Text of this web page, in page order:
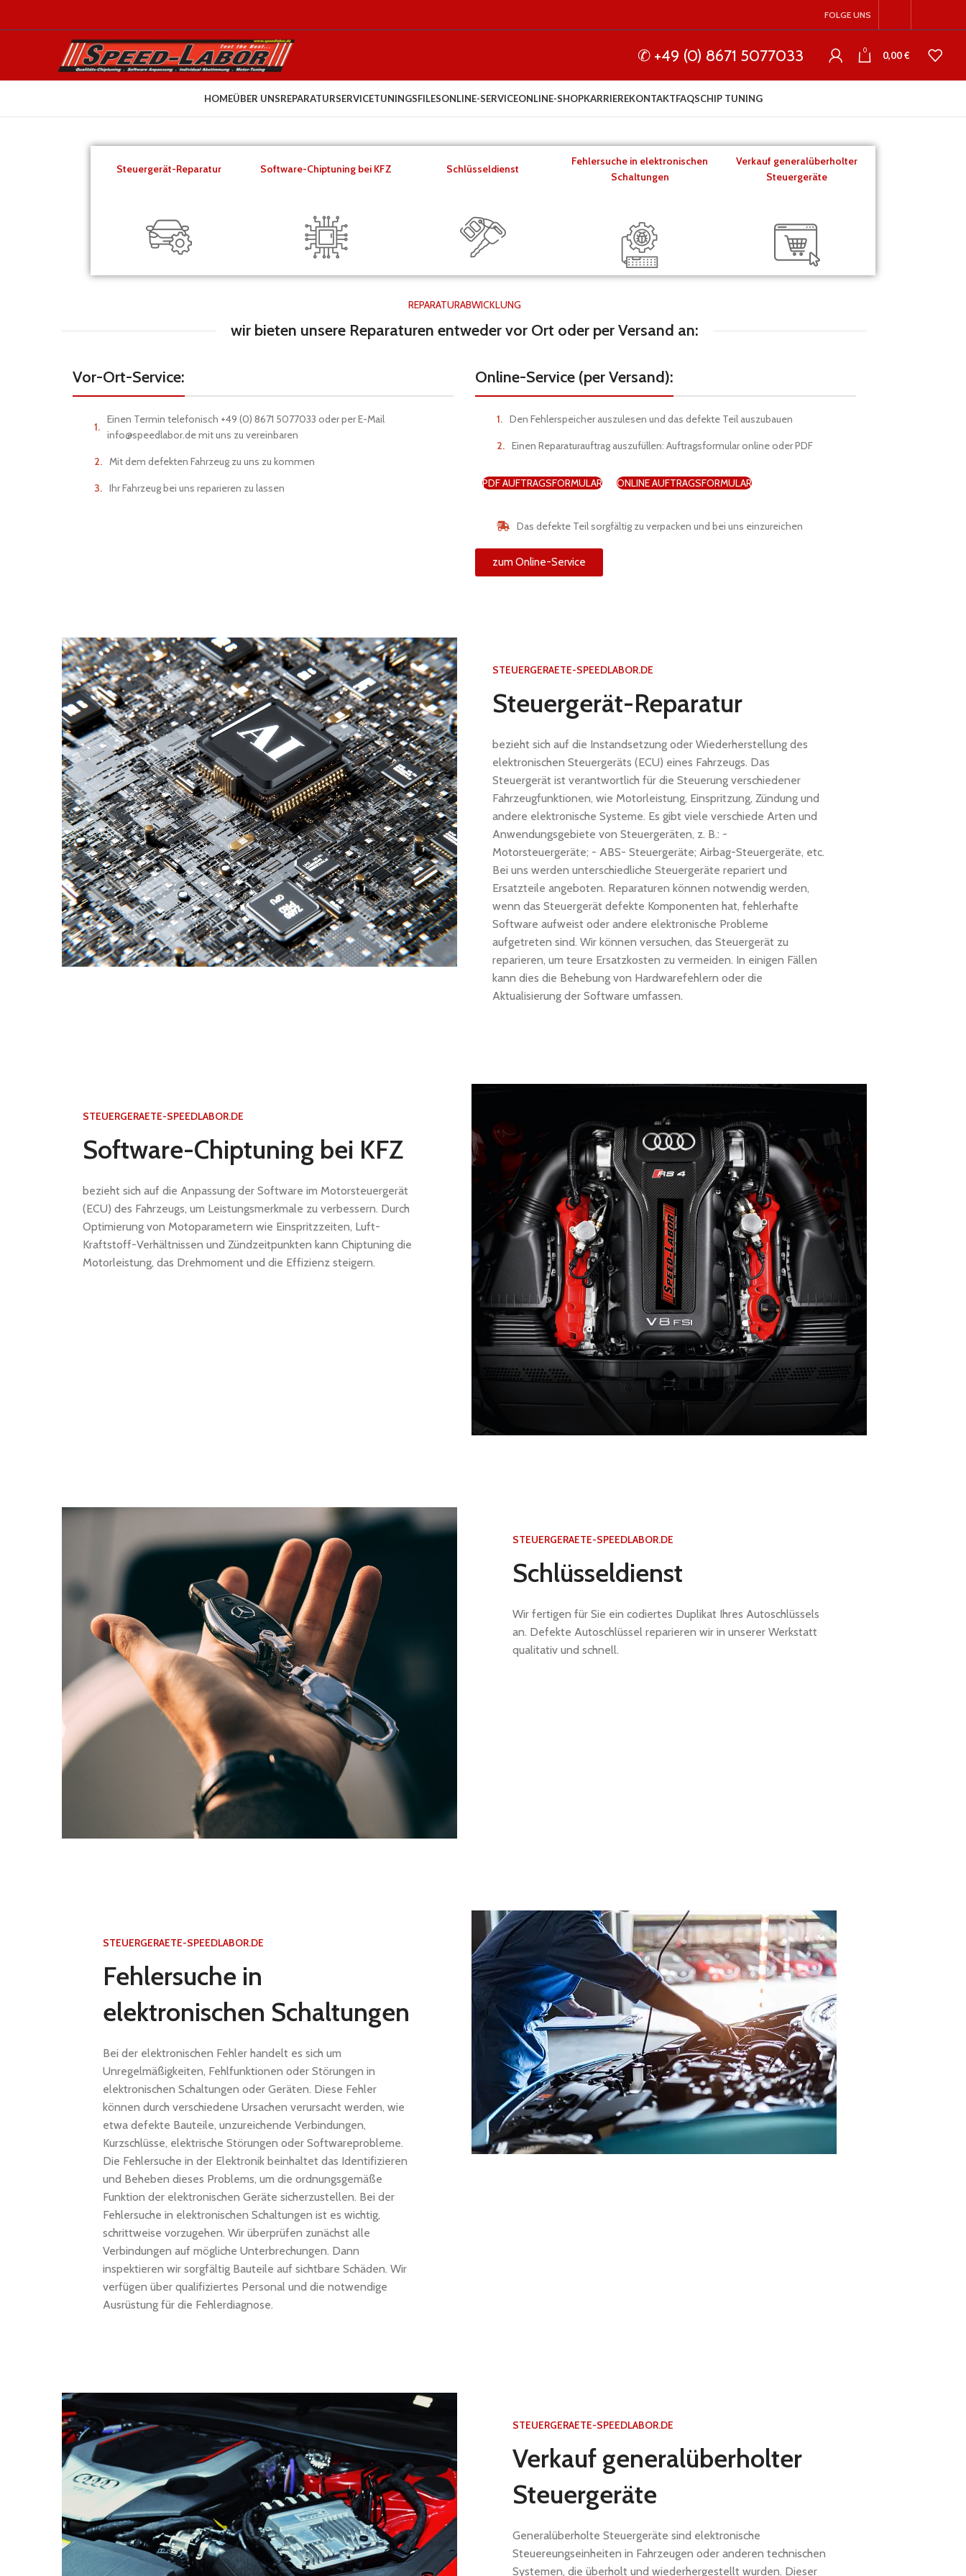
FOLGE UNS
✆ +49 (0) 8671 5077033 0 0,00€
HOMEÜBER UNSREPARATURSERVICETUNINGSFILESONLINE-SERVICEONLINE-SHOPKARRIEREKONTAKTFAQSCHIP TUNING
Steuergerät-Reparatur Software-Chiptuning bei KFZ Schlüsseldienst
Fehlersuche in elektronischen
Schaltungen
Verkauf generalüberholter
Steuergeräte
REPARATURABWICKLUNG
wir bieten unsere Reparaturen entweder vor Ort oder per Versand an:
Vor-Ort-Service:
Einen Termin telefonisch +49 (0) 8671 5077033 oder per E-Mail
info@speedlabor.de mit uns zu vereinbaren
Mit dem defekten Fahrzeug zu uns zu kommen
Ihr Fahrzeug bei uns reparieren zu lassen
Online-Service (per Versand):
Den Fehlerspeicher auszulesen und das defekte Teil auszubauen
Einen Reparaturauftrag auszufüllen: Auftragsformular online oder PDF
PDF AUFTRAGSFORMULAR ONLINE AUFTRAGSFORMULAR
Das defekte Teil sorgfältig zu verpacken und bei uns einzureichen
zum Online-Service
STEUERGERAETE-SPEEDLABOR.DE
Steuergerät-Reparatur
bezieht sich auf die Instandsetzung oder Wiederherstellung des
elektronischen Steuergeräts (ECU) eines Fahrzeugs. Das
Steuergerät ist verantwortlich für die Steuerung verschiedener
Fahrzeugfunktionen, wie Motorleistung, Einspritzung, Zündung und
andere elektronische Systeme. Es gibt viele verschiede Arten und
Anwendungsgebiete von Steuergeräten, z. B.: -
Motorsteuergeräte; - ABS- Steuergeräte; Airbag-Steuergeräte, etc.
Bei uns werden unterschiedliche Steuergeräte repariert und
Ersatzteile angeboten. Reparaturen können notwendig werden,
wenn das Steuergerät defekte Komponenten hat, fehlerhafte
Software aufweist oder andere elektronische Probleme
aufgetreten sind. Wir können versuchen, das Steuergerät zu
reparieren, um teure Ersatzkosten zu vermeiden. In einigen Fällen
kann dies die Behebung von Hardwarefehlern oder die
Aktualisierung der Software umfassen.
STEUERGERAETE-SPEEDLABOR.DE
Software-Chiptuning bei KFZ
bezieht sich auf die Anpassung der Software im Motorsteuergerät
(ECU) des Fahrzeugs, um Leistungsmerkmale zu verbessern. Durch
Optimierung von Motoparametern wie Einspritzzeiten, Luft-
Kraftstoff-Verhältnissen und Zündzeitpunkten kann Chiptuning die
Motorleistung, das Drehmoment und die Effizienz steigern.
STEUERGERAETE-SPEEDLABOR.DE
Schlüsseldienst
Wir fertigen für Sie ein codiertes Duplikat Ihres Autoschlüssels
an. Defekte Autoschlüssel reparieren wir in unserer Werkstatt
qualitativ und schnell.
STEUERGERAETE-SPEEDLABOR.DE
Fehlersuche in
elektronischen Schaltungen
Bei der elektronischen Fehler handelt es sich um
Unregelmäßigkeiten, Fehlfunktionen oder Störungen in
elektronischen Schaltungen oder Geräten. Diese Fehler
können durch verschiedene Ursachen verursacht werden, wie
etwa defekte Bauteile, unzureichende Verbindungen,
Kurzschlüsse, elektrische Störungen oder Softwareprobleme.
Die Fehlersuche in der Elektronik beinhaltet das Identifizieren
und Beheben dieses Problems, um die ordnungsgemäße
Funktion der elektronischen Geräte sicherzustellen. Bei der
Fehlersuche in elektronischen Schaltungen ist es wichtig,
schrittweise vorzugehen. Wir überprüfen zunächst alle
Verbindungen auf mögliche Unterbrechungen. Dann
inspektieren wir sorgfältig Bauteile auf sichtbare Schäden. Wir
verfügen über qualifiziertes Personal und die notwendige
Ausrüstung für die Fehlerdiagnose.
STEUERGERAETE-SPEEDLABOR.DE
Verkauf generalüberholter
Steuergeräte
Generalüberholte Steuergeräte sind elektronische
Steuereungseinheiten in Fahrzeugen oder anderen technischen
Systemen, die überholt und wiederhergestellt wurden. Dieser